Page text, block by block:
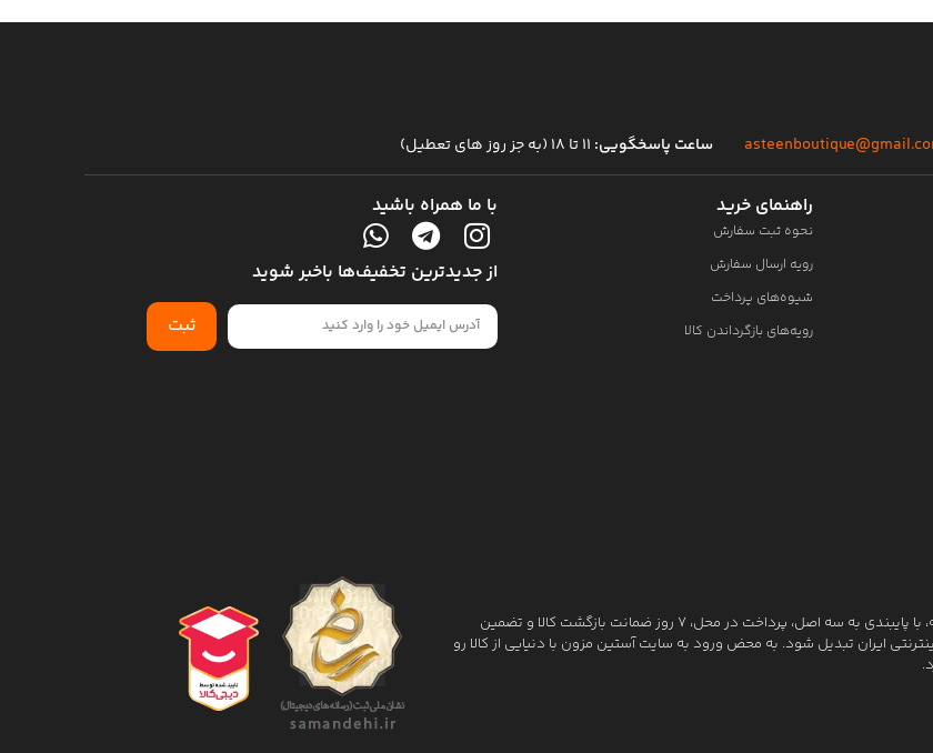
ساعت پاسخگویی:
راهنمای خرید
نحوه ثبت سفارش
رویه ارسال سفارش
شیوه‌های پرداخت
رویه‌های بازگرداندن کالا
با ما همراه باشید
از جدیدترین تخفیف‌ها باخبر شوید
ثبت
آستین مزون به عنوان یکی از قدیمی‌ترین فروشگاه های اینترنتی با بیش از یک دهه تجربه، با پایبندی به سه اصل، پرداخت در محل، ۷ روز ضمانت بازگشت کالا و تضمین
ایران تبدیل شود. به محض ورود به سایت آستین مزون با دنیایی از کالا رو